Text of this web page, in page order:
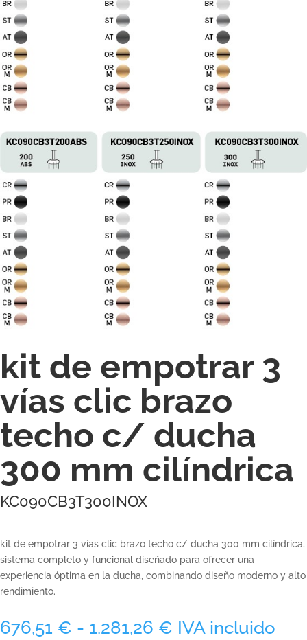
kit de empotrar 3
vías clic brazo
techo c/ ducha
300 mm cilíndrica
KC090CB3T300INOX
kit de empotrar 3 vías clic brazo techo c/ ducha 300 mm cilíndrica,
sistema completo y funcional diseñado para ofrecer una
experiencia óptima en la ducha, combinando diseño moderno y alto
rendimiento.
676,51 € - 1.281,26 € Rango
IVA incluido